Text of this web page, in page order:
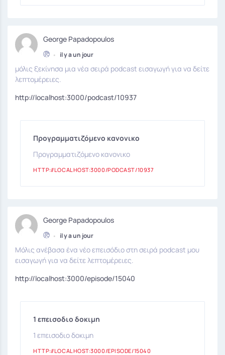
George Papadopoulos
• il y a un jour
μόλις ξεκίνησα μια νέα σειρά podcast εισαγωγή για να δείτε
λεπτομέρειες.
http://localhost:3000/podcast/10937
Προγραμματιζόμενο κανονικο
Προγραμματιζόμενο κανονικο
HTTP://LOCALHOST:3000/PODCAST/10937
George Papadopoulos
• il y a un jour
Μόλις ανέβασα ένα νέο επεισόδιο στη σειρά podcast μου
εισαγωγή για να δείτε λεπτομέρειες.
http://localhost:3000/episode/15040
1 επεισοδιο δοκιμη
1 επεισοδιο δοκιμη
HTTP://LOCALHOST:3000/EPISODE/15040